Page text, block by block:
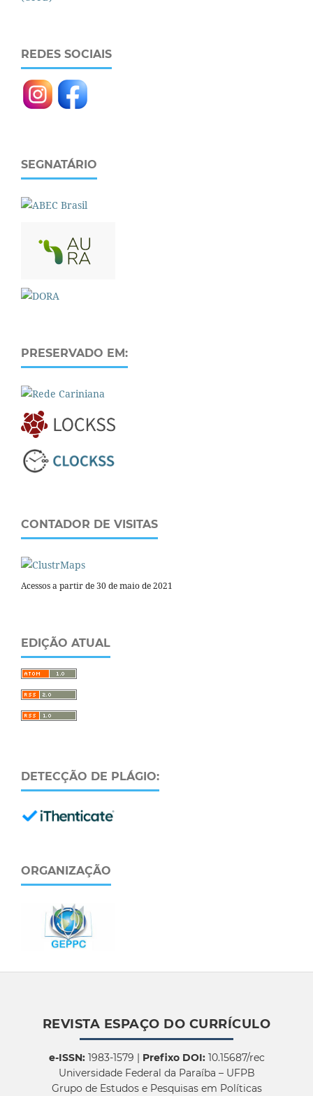
REDES SOCIAIS
SEGNATÁRIO
PRESERVADO EM:
CONTADOR DE VISITAS
Acessos a partir de 30 de maio de 2021
EDIÇÃO ATUAL
DETECÇÃO DE PLÁGIO:
ORGANIZAÇÃO
REVISTA ESPAÇO DO CURRÍCULO
e-ISSN:1983-1579 | Prefixo DOI:10.15687/rec
Universidade Federal da Paraíba – UFPB
Grupo de Estudos e Pesquisas em Políticas